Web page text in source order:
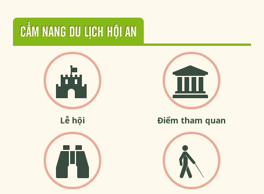
CẨM NANG DU LỊCH HỘI AN
Lễ hội Điểm tham quan